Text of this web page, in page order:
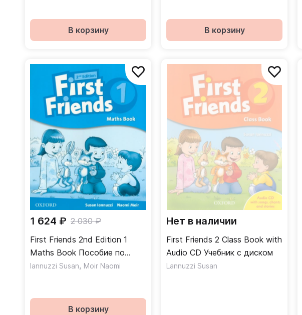
В корзину В корзину
1 624 ₽ 2 030 ₽
First Friends 2nd Edition 1
Maths Book Пособие по
математике
Iannuzzi Susan, Moir Naomi
В корзину
Нет в наличии
First Friends 2 Class Book with
Audio CD Учебник с диском
Lannuzzi Susan